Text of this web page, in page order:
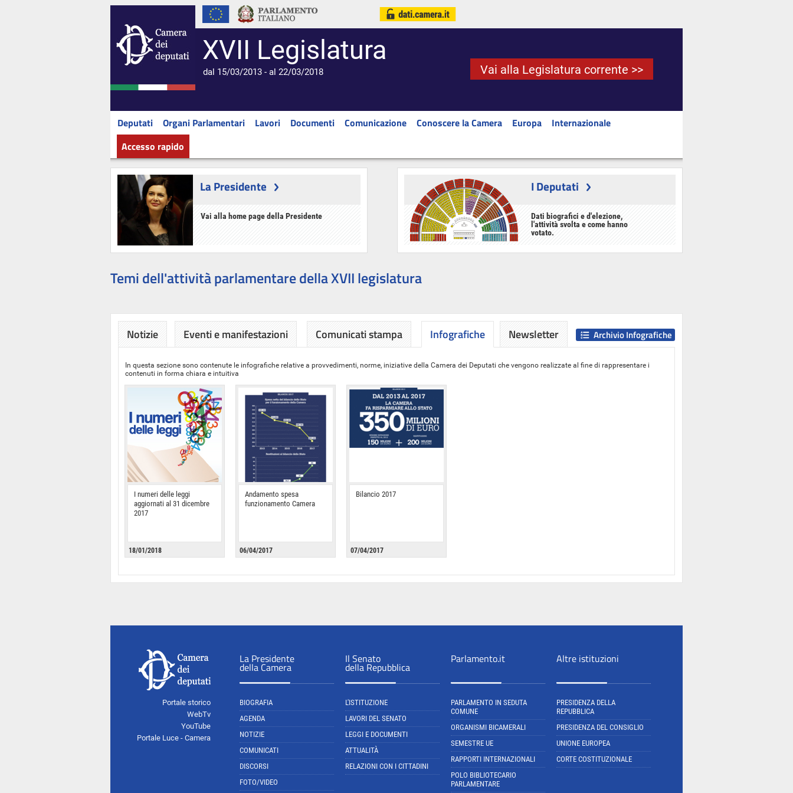
XVII Legislatura
dal 15/03/2013 - al 22/03/2018 Vai alla Legislatura corrente >>
Deputati Organi Parlamentari Lavori Documenti Comunicazione Conoscere la Camera Europa
Internazionale
Accesso rapido
La Presidente
Vai alla home page della Presidente
I Deputati
Dati biografici e d'elezione,
l'attività svolta e come hanno
votato.
Temi dell'attività parlamentare della XVII legislatura
Notizie Eventi e manifestazioni Comunicati stampa Infografiche
In questa sezione sono contenute le infografiche relative a provvedimenti, norme, iniziative della Camera dei Deputati che vengono realizzate al fine di rappresentare i
contenuti in forma chiara e intuitiva
I numeri delle leggi
aggiornati al 31 dicembre
2017
18/01/2018
Andamento spesa
funzionamento Camera
06/04/2017
Bilancio 2017
07/04/2017
Archivio Infografiche
Newsletter
Portale storico
WebTv
YouTube
Portale Luce - Camera
La Presidente
della Camera
BIOGRAFIA
AGENDA
NOTIZIE
COMUNICATI
DISCORSI
FOTO/VIDEO
Il Senato
della Repubblica
L'ISTITUZIONE
LAVORI DEL SENATO
LEGGI E DOCUMENTI
ATTUALITÀ
RELAZIONI CON I CITTADINI
Parlamento.it
PARLAMENTO IN SEDUTA
COMUNE
ORGANISMI BICAMERALI
SEMESTRE UE
RAPPORTI INTERNAZIONALI
POLO BIBLIOTECARIO
PARLAMENTARE
Altre istituzioni
PRESIDENZA DELLA
REPUBBLICA
PRESIDENZA DEL CONSIGLIO
UNIONE EUROPEA
CORTE COSTITUZIONALE